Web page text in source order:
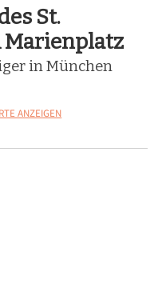
St.
in München
ANZEIGEN